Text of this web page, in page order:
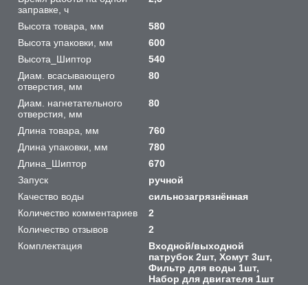
заправке, ч
Высота товара, мм
580
Высота упаковки, мм
600
Высота_Шиптор
540
Диам. всасывающего
отверстия, мм
80
Диам. нагнетательного
отверстия, мм
80
Длина товара, мм
760
Длина упаковки, мм
780
Длина_Шиптор
670
Запуск
ручной
Качество воды
сильнозагрязнённая
Количество комментариев
2
Количество отзывов
2
Комплектация
Входной/выходной
патрубок 2шт, Хомут 3шт,
Фильтр для воды 1шт,
Набор для двигателя 1шт